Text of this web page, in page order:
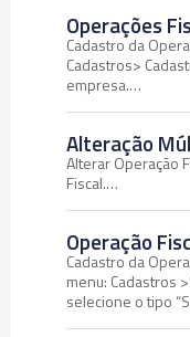
Operações
Cadastro da
Cadastros>
empresa.…
Alteração
Alterar Operação
Fiscal.…
Operação
Cadastro da
menu: Cadastros
selecione o tipo